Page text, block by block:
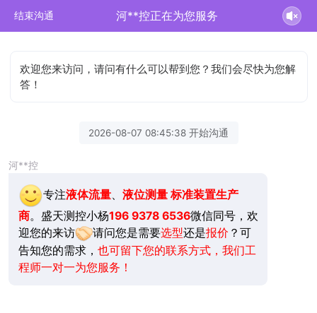
结束沟通 河**控正在为您服务
欢迎您来访问，请问有什么可以帮到您？我们会尽快为您解
答！
2026-08-07 08:45:38 开始沟通
河**控
专注液体流量、 液位测量 标准装置生产
商。盛天测控小杨196 9378 6536微信同号，欢
迎您的来访
请问您是需要选型还是报价 ？可
告知您的需求， 也可留下您的联系方式，我们工
程师一对一为您服务！